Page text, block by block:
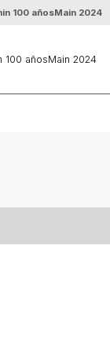
100 añosMain 2024
100 añosMain 2024